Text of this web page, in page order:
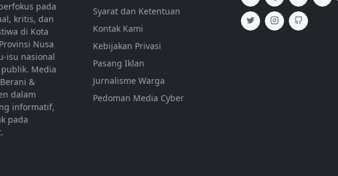
pada
kritis, dan
di Kota
Nusa
isu nasional
Media
&
dalam
informatif,
pada
Syarat dan Ketentuan
Kontak Kami
Kebijakan Privasi
Pasang Iklan
Jurnalisme Warga
Pedoman Media Cyber